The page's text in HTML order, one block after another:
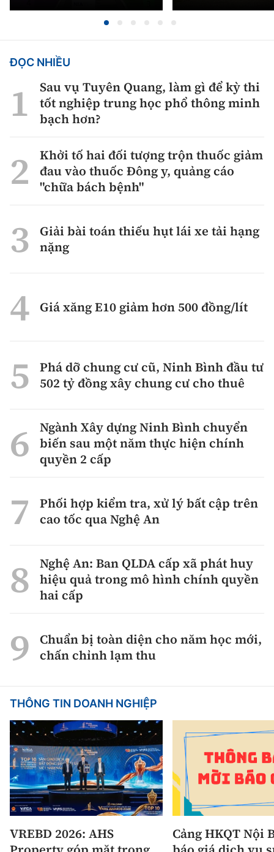
ĐỌC NHIỀU
Sau vụ Tuyên Quang, làm gì để kỳ thi
tốt nghiệp trung học phổ thông minh
bạch hơn?
Khởi tố hai đối tượng trộn thuốc giảm
đau vào thuốc Đông y, quảng cáo
"chữa bách bệnh"
Giải bài toán thiếu hụt lái xe tải hạng
nặng
Giá xăng E10 giảm hơn 500 đồng/lít
Phá dỡ chung cư cũ, Ninh Bình đầu tư
502 tỷ đồng xây chung cư cho thuê
Ngành Xây dựng Ninh Bình chuyển
biến sau một năm thực hiện chính
quyền 2 cấp
Phối hợp kiểm tra, xử lý bất cập trên
cao tốc qua Nghệ An
Nghệ An: Ban QLDA cấp xã phát huy
hiệu quả trong mô hình chính quyền
hai cấp
Chuẩn bị toàn diện cho năm học mới,
chấn chỉnh lạm thu
THÔNG TIN DOANH NGHIỆP
VREBD 2026: AHS
Cảng HKQT Nội